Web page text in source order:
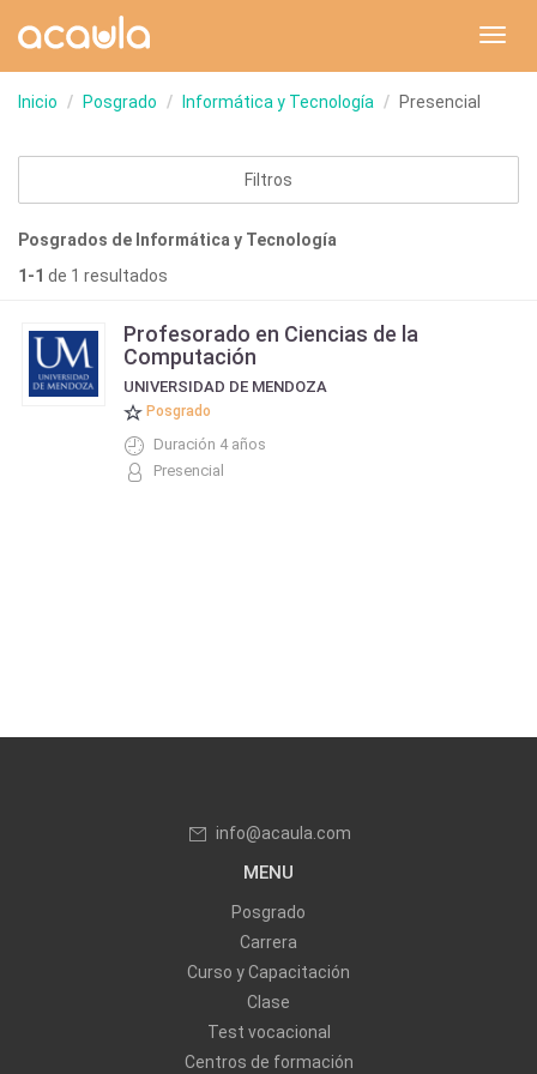
Inicio Posgrado Informática y Tecnología Presencial
Filtros
Posgrados de Informática y Tecnología
1-1 de 1 resultados
Profesorado en Ciencias de la
Computación
UNIVERSIDAD DE MENDOZA
Posgrado
Duración 4 años
Presencial
info@acaula.com
MENU
Posgrado
Carrera
Curso y Capacitación
Clase
Test vocacional
Centros de formación